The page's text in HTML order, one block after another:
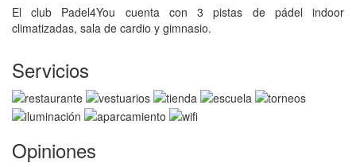
El club Padel4You cuenta con 3 pistas de pádel indoor
climatizadas, sala de cardio y gimnasio.
Servicios
Opiniones